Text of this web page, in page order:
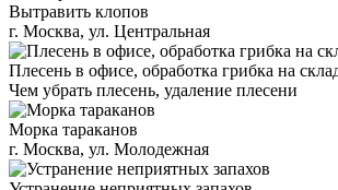
Вытравить клопов
г. Москва, ул. Центральная
Плесень в офисе, обработка грибка на
Чем убрать плесень, удаление плесени
Морка тараканов
г. Москва, ул. Молодежная